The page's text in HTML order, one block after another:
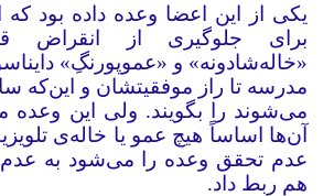
یکی از این اعضا وعده داده بود که
برای جلوگیری از انقراض
«خاله‌شادونه» و «عموپورنگِ»
مدرسه تا راز موفقیتشان و این‌که
می‌شوند را بگویند. ولی این
آن‌ها اساساً هیچ عمو یا خاله‌ی
عدم تحقق وعده را می‌شود به عدم
هم ربط داد.